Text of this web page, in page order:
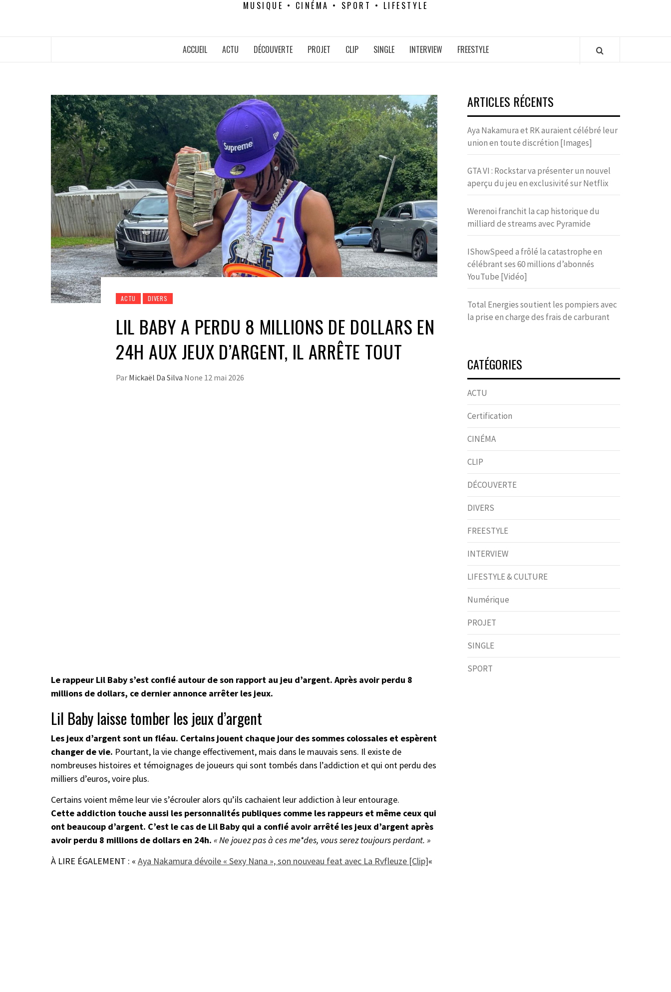
MUSIQUE • CINÉMA • SPORT • LIFESTYLE
ACCUEIL ACTU DÉCOUVERTE PROJET CLIP SINGLE INTERVIEW FREESTYLE
ACTU DIVERS
LIL BABY A PERDU 8 MILLIONS DE DOLLARS EN
24H AUX JEUX D’ARGENT, IL ARRÊTE TOUT
Par Mickaël Da Silva None 12 mai 2026
Le rappeur Lil Baby s’est confié autour de son rapport au jeu d’argent. Après avoir perdu 8
millions de dollars, ce dernier annonce arrêter les jeux.
Lil Baby laisse tomber les jeux d’argent
Les jeux d’argent sont un fléau. Certains jouent chaque jour des sommes colossales et espèrent
changer de vie. Pourtant, la vie change effectivement, mais dans le mauvais sens. Il existe de
nombreuses histoires et témoignages de joueurs qui sont tombés dans l’addiction et qui ont perdu des
milliers d’euros, voire plus.
Certains voient même leur vie s’écrouler alors qu’ils cachaient leur addiction à leur entourage.
Cette addiction touche aussi les personnalités publiques comme les rappeurs et même ceux qui
ont beaucoup d’argent. C’est le cas de Lil Baby qui a confié avoir arrêté les jeux d’argent après
avoir perdu 8 millions de dollars en 24h. « Ne jouez pas à ces me*des, vous serez toujours perdant. »
À LIRE ÉGALEMENT : « Aya Nakamura dévoile « Sexy Nana », son nouveau feat avec La Rvfleuze [Clip]«
ARTICLES RÉCENTS
Aya Nakamura et RK auraient célébré leur
union en toute discrétion [Images]
GTA VI : Rockstar va présenter un nouvel
aperçu du jeu en exclusivité sur Netflix
Werenoi franchit la cap historique du
milliard de streams avec Pyramide
IShowSpeed a frôlé la catastrophe en
célébrant ses 60 millions d’abonnés
YouTube [Vidéo]
Total Energies soutient les pompiers avec
la prise en charge des frais de carburant
CATÉGORIES
ACTU
Certification
CINÉMA
CLIP
DÉCOUVERTE
DIVERS
FREESTYLE
INTERVIEW
LIFESTYLE & CULTURE
Numérique
PROJET
SINGLE
SPORT